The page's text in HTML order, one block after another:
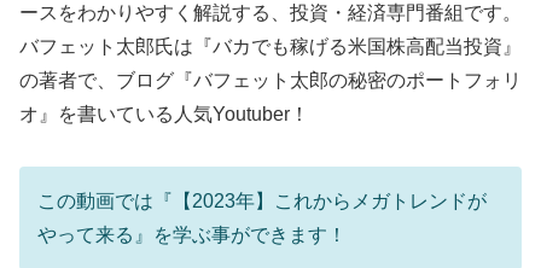
ースをわかりやすく解説する、投資・経済専門番組です。
バフェット太郎氏は『バカでも稼げる米国株高配当投資』
の著者で、ブログ『バフェット太郎の秘密のポートフォリ
オ』を書いている人気Youtuber！
この動画では『【2023年】これからメガトレンドが
やって来る』を学ぶ事ができます！